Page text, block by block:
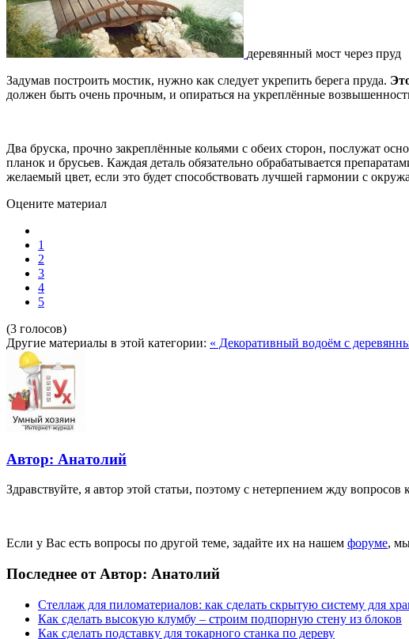
деревянный мост через пруд
Задумав построить мостик, нужно как следует укрепить берега пруда.
должен быть очень прочным, и опираться на укреплённые
Два бруска, прочно закреплённые кольями с обеих сторон, послужат
планок и брусьев. Каждая деталь обязательно обрабатывается
желаемый цвет, если это будет способствовать лучшей гармонии с
Оцените материал
1
2
3
4
5
(3 голосов)
Другие материалы в этой категории: « Декоративный водоём с
Автор: Анатолий
Здравствуйте, я автор этой статьи, поэтому с нетерпением жду
Если у Вас есть вопросы по другой теме, задайте их на нашем форуме,
Последнее от Автор: Анатолий
Стеллаж для пиломатериалов: как сделать скрытую систему для
Как сделать высокую клумбу – строим подпорную стену из блоков
Как сделать подставку для токарного станка по дереву